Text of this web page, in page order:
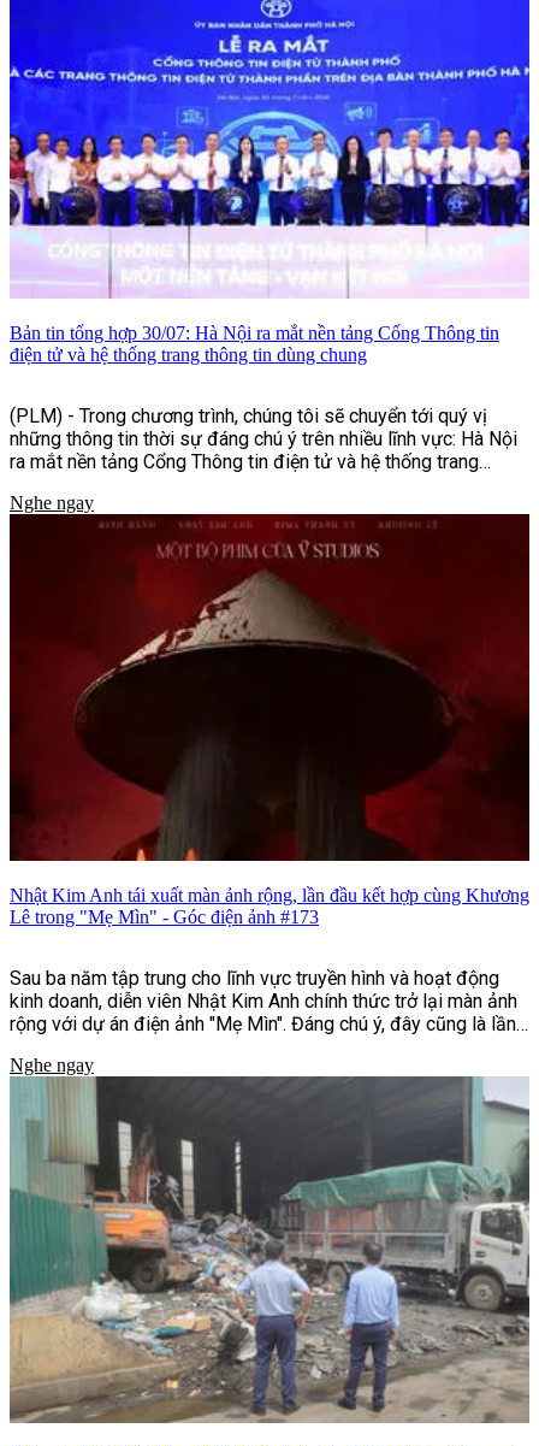
Bản tin tổng hợp 30/07: Hà Nội ra mắt nền tảng Cổng Thông tin
điện tử và hệ thống trang thông tin dùng chung
(PLM) - Trong chương trình, chúng tôi sẽ chuyển tới quý vị
những thông tin thời sự đáng chú ý trên nhiều lĩnh vực: Hà Nội
ra mắt nền tảng Cổng Thông tin điện tử và hệ thống trang
niệm Ngày Thương binh - Liệt sĩ, cùng những nỗ lực tăng
cường bảo đảm an toàn giao thông, phòng, chống mua bán
người và nhiều tin tức nổi bật khác.
Nghe ngay
Nhật Kim Anh tái xuất màn ảnh rộng, lần đầu kết hợp cùng Khương
Lê trong "Mẹ Mìn" - Góc điện ảnh #173
Sau ba năm tập trung cho lĩnh vực truyền hình và hoạt động
kinh doanh, diễn viên Nhật Kim Anh chính thức trở lại màn ảnh
rộng với dự án điện ảnh "Mẹ Mìn". Đáng chú ý, đây cũng là lần
kém cô 13 tuổi. Dù không vào vai cặp đôi, sự kết hợp giữa hai
gương mặt thuộc hai thế hệ diễn viên vẫn nhanh chóng thu hút
sự quan tâm của khán giả ngay từ những hình ảnh đầu tiên
được công bố tại lễ khai máy.
Nghe ngay